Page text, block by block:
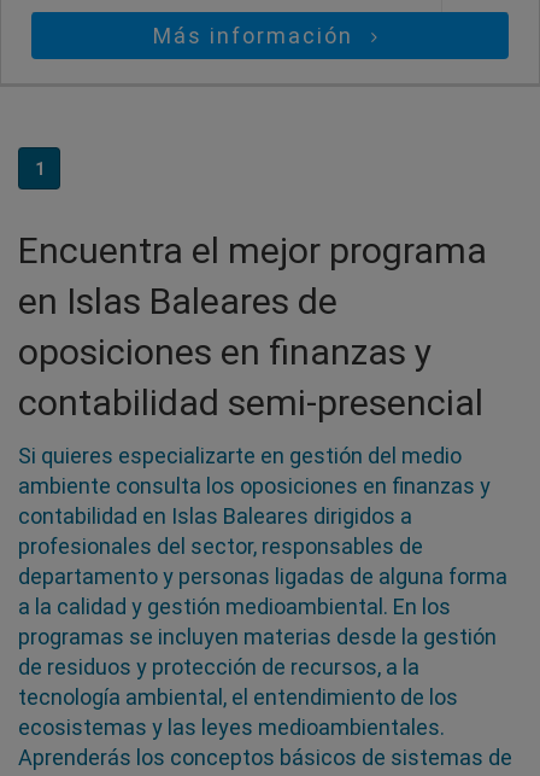
Más información
1
Encuentra el mejor programa
en Islas Baleares de
oposiciones en finanzas y
contabilidad semi-presencial
Si quieres especializarte en gestión del medio
ambiente consulta los oposiciones en finanzas y
contabilidad en Islas Baleares dirigidos a
profesionales del sector, responsables de
departamento y personas ligadas de alguna forma
a la calidad y gestión medioambiental. En los
programas se incluyen materias desde la gestión
de residuos y protección de recursos, a la
tecnología ambiental, el entendimiento de los
ecosistemas y las leyes medioambientales.
Aprenderás los conceptos básicos de sistemas de